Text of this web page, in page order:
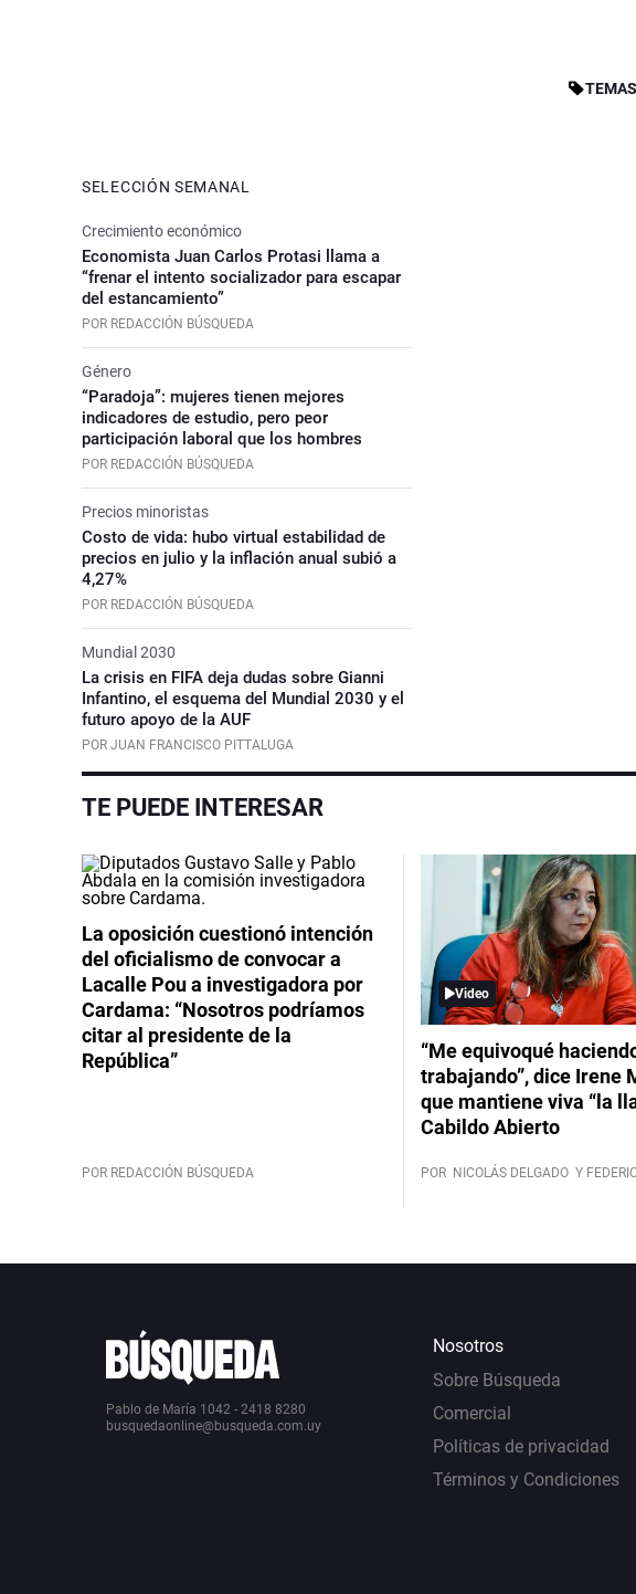
SELECCIÓN SEMANAL
Crecimiento económico
Economista Juan Carlos Protasi llama a
“frenar el intento socializador para escapar
del estancamiento”
POR REDACCIÓN BÚSQUEDA
Género
“Paradoja”: mujeres tienen mejores
indicadores de estudio, pero peor
participación laboral que los hombres
POR REDACCIÓN BÚSQUEDA
Precios minoristas
Costo de vida: hubo virtual estabilidad de
precios en julio y la inflación anual subió a
4,27%
POR REDACCIÓN BÚSQUEDA
Mundial 2030
La crisis en FIFA deja dudas sobre Gianni
Infantino, el esquema del Mundial 2030 y el
futuro apoyo de la AUF
POR JUAN FRANCISCO PITTALUGA
TE PUEDE INTERESAR
La oposición cuestionó intención
del oficialismo de convocar a
Lacalle Pou a investigadora por
Cardama: “Nosotros podríamos
citar al presidente de la
República”
POR REDACCIÓN BÚSQUEDA
Video
“Me equivoqué
trabajando”, dice Irene
que mantiene viva “la
Cabildo Abierto
POR NICOLÁS DELGADO Y
Pablo de María 1042 - 2418 8280
busquedaonline@busqueda.com.uy
Nosotros
Sobre Búsqueda
Comercial
Políticas de privacidad
Términos y Condiciones